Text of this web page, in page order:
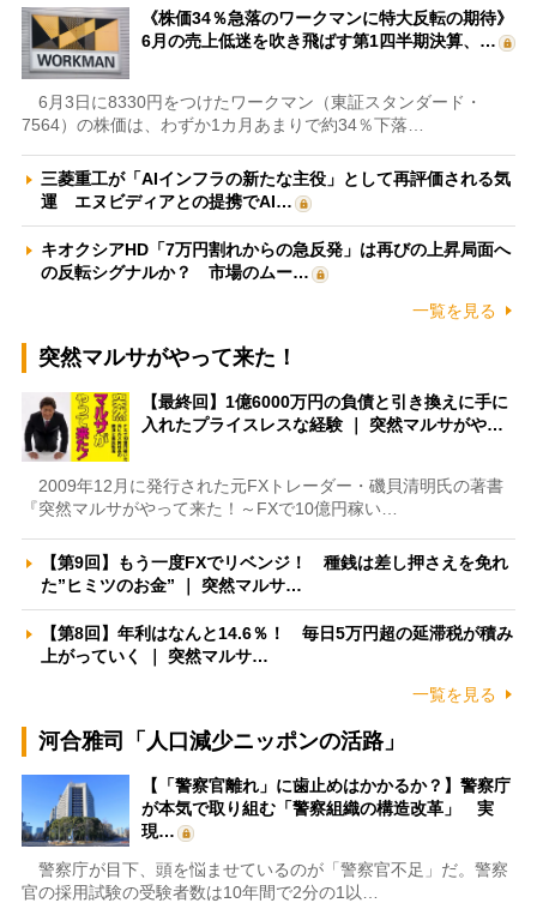
《株価34％急落のワークマンに特大反転の期待》
6月の売上低迷を吹き飛ばす第1四半期決算、…
6月3日に8330円をつけたワークマン（東証スタンダード・
7564）の株価は、わずか1カ月あまりで約34％下落…
三菱重工が「AIインフラの新たな主役」として再評価される気
運 エヌビディアとの提携でAI…
キオクシアHD「7万円割れからの急反発」は再びの上昇局面へ
の反転シグナルか？ 市場のムー…
一覧を見る
突然マルサがやって来た！
【最終回】1億6000万円の負債と引き換えに手に
入れたプライスレスな経験 ｜ 突然マルサがや…
2009年12月に発行された元FXトレーダー・磯貝清明氏の著書
『突然マルサがやって来た！～FXで10億円稼い…
【第9回】もう一度FXでリベンジ！ 種銭は差し押さえを免れ
た”ヒミツのお金” ｜ 突然マルサ…
【第8回】年利はなんと14.6％！ 毎日5万円超の延滞税が積み
上がっていく ｜ 突然マルサ…
一覧を見る
河合雅司「人口減少ニッポンの活路」
【「警察官離れ」に歯止めはかかるか？】警察庁
が本気で取り組む「警察組織の構造改革」 実
現…
警察庁が目下、頭を悩ませているのが「警察官不足」だ。警察
官の採用試験の受験者数は10年間で2分の1以…